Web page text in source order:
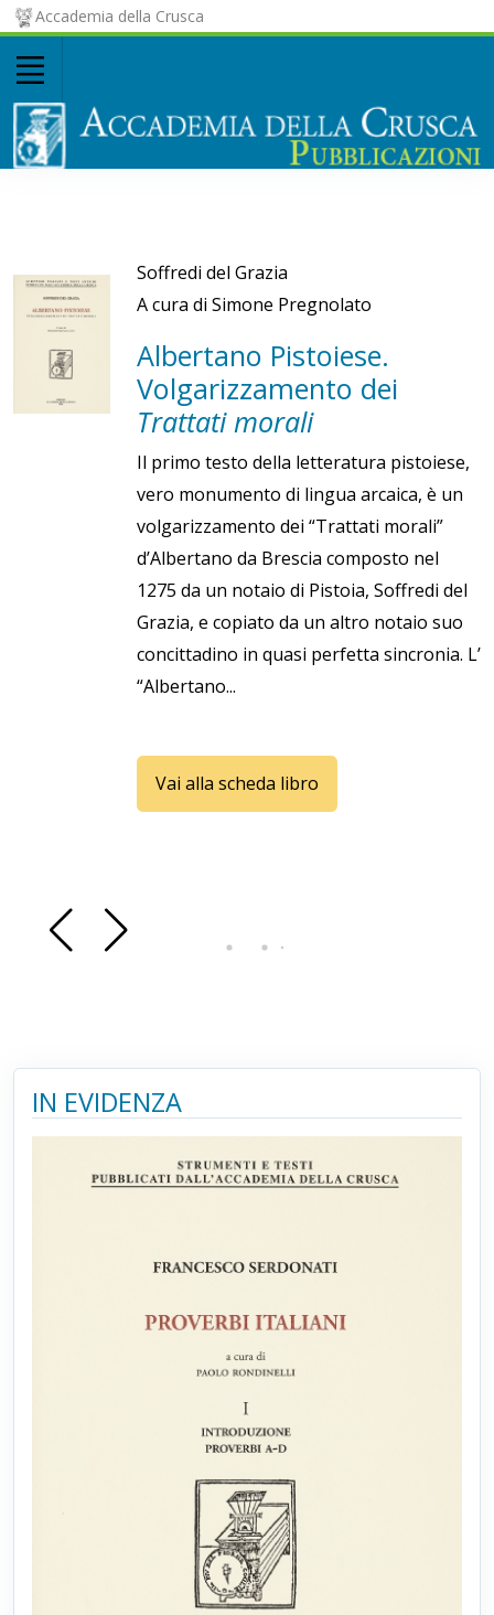
Accademia della Crusca
Soffredi del Grazia
A cura di Simone Pregnolato
Albertano Pistoiese.
Volgarizzamento dei
Trattati morali
Il primo testo della letteratura pistoiese,
vero monumento di lingua arcaica, è un
volgarizzamento dei “Trattati morali”
d’Albertano da Brescia composto nel
1275 da un notaio di Pistoia, Soffredi del
Grazia, e copiato da un altro notaio suo
concittadino in quasi perfetta sincronia. L’
“Albertano...
Vai alla scheda libro
IN EVIDENZA